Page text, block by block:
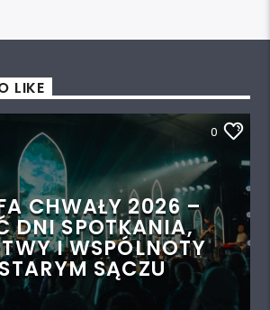
LIKE
0
CHWAŁY 2026 –
DNI SPOTKANIA,
I WSPÓLNOTY
SĄCZU